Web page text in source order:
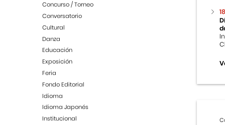
Concurso / Torneo
Conversatorio
Cultural
Danza
Educación
Exposición
Feria
Fondo Editorial
Idioma
Idioma Japonés
Institucional